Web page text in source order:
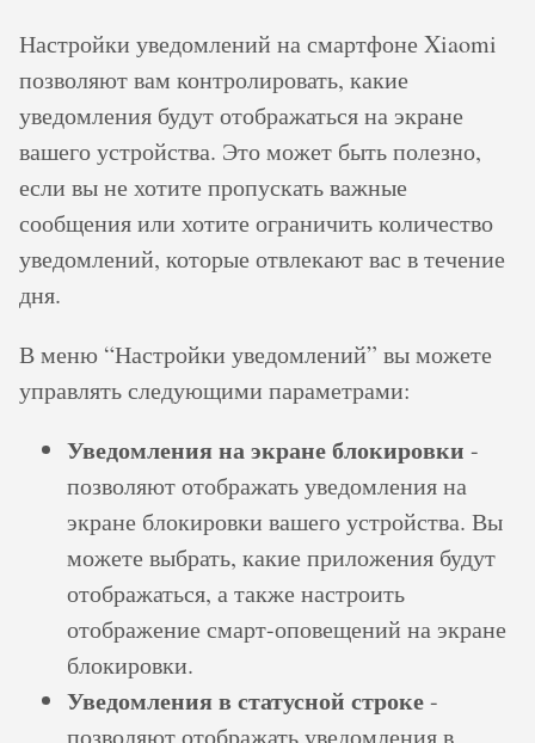
Настройки уведомлений на смартфоне Xiaomi
позволяют вам контролировать, какие
уведомления будут отображаться на экране
вашего устройства. Это может быть полезно,
если вы не хотите пропускать важные
сообщения или хотите ограничить количество
уведомлений, которые отвлекают вас в течение
дня.
В меню “Настройки уведомлений” вы можете
управлять следующими параметрами:
Уведомления на экране блокировки -
позволяют отображать уведомления на
экране блокировки вашего устройства. Вы
можете выбрать, какие приложения будут
отображаться, а также настроить
отображение смарт-оповещений на экране
блокировки.
Уведомления в статусной строке-
позволяют отображать уведомления в